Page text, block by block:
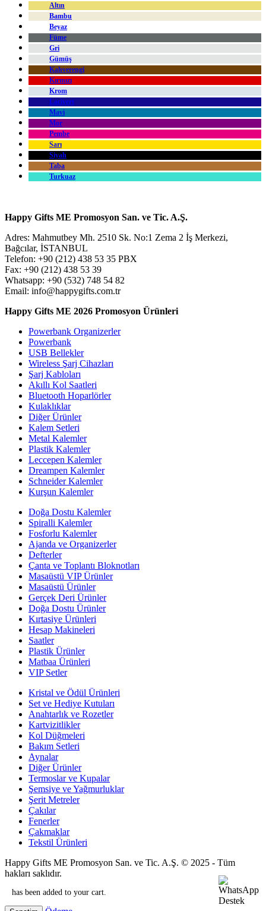
Altın
Bambu
Beyaz
Füme
Gri
Gümüş
Kahverengi
Kırmızı
Krom
Lacivert
Mavi
Mor
Pembe
Sarı
Siyah
Taba
Turkuaz
Happy Gifts ME Promosyon San. ve Tic. A.Ş.
Adres: Mahmutbey Mh. 2510 Sk. No:1 Zema 2 İş Merkezi,
Bağcılar, İSTANBUL
Telefon: +90 (212) 438 53 35 PBX
Fax: +90 (212) 438 53 39
Whatsapp: +90 (532) 748 54 82
Email: info@happygifts.com.tr
Happy Gifts ME 2026 Promosyon Ürünleri
Powerbank Organizerler
Powerbank
USB Bellekler
Wireless Şarj Cihazları
Şarj Kabloları
Akıllı Kol Saatleri
Bluetooth Hoparlörler
Kulaklıklar
Diğer Ürünler
Kalem Setleri
Metal Kalemler
Plastik Kalemler
Leccepen Kalemler
Dreampen Kalemler
Schneider Kalemler
Kurşun Kalemler
Doğa Dostu Kalemler
Spiralli Kalemler
Fosforlu Kalemler
Ajanda ve Organizerler
Defterler
Çanta ve Toplantı Bloknotları
Masaüstü VIP Ürünler
Masaüstü Ürünler
Gerçek Deri Ürünler
Doğa Dostu Ürünler
Kırtasiye Ürünleri
Hesap Makineleri
Saatler
Plastik Ürünler
Matbaa Ürünleri
VIP Setler
Kristal ve Ödül Ürünleri
Set ve Hediye Kutuları
Anahtarlık ve Rozetler
Kartvizitlikler
Kol Düğmeleri
Bakım Setleri
Aynalar
Diğer Ürünler
Termoslar ve Kupalar
Şemsiye ve Yağmurluklar
Şerit Metreler
Çakılar
Fenerler
Çakmaklar
Tekstil Ürünleri
Happy Gifts ME Promosyon San. ve Tic. A.Ş. © 2025 - Tüm
hakları saklıdır.
has been added to your cart.